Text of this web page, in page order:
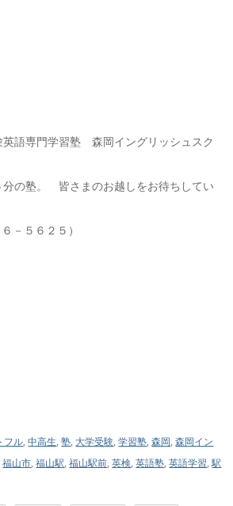
英語専門学習塾 森岡イングリッシュスク
分の塾。 皆さまのお越しをお待ちしてい
－５６２５）
フル,中高生,塾, 大学受験,学習塾,森岡,森岡イン
福山市,福山駅,福山駅前,英検,英語塾,英語学習,駅